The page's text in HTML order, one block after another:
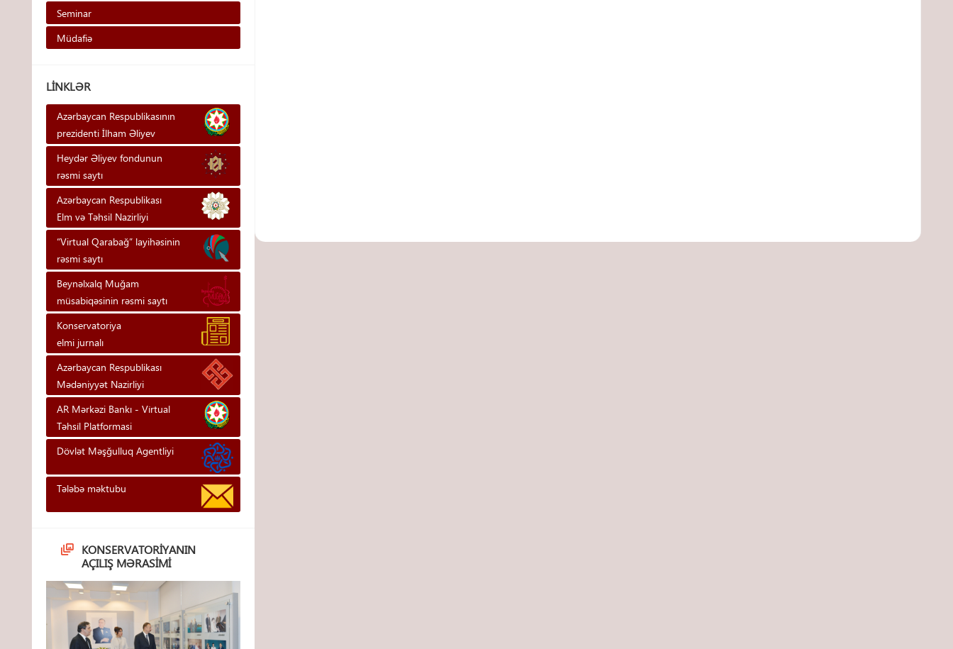
Seminar
Müdafiə
LINKLƏR
Azərbaycan Respublikasının
prezidenti İlham Əliyev
Heydər Əliyev fondunun
rəsmi saytı
Azərbaycan Respublikası
Elm və Təhsil Nazirliyi
“Virtual Qarabağ” layihəsinin
rəsmi saytı
Beynəlxalq Muğam
müsabiqəsinin rəsmi saytı
Konservatoriya
elmi jurnalı
Azərbaycan Respublikası
Mədəniyyət Nazirliyi
AR Mərkəzi Bankı - Vi̇rtual
Təhsi̇l Platformasi
Dövlət Məşğulluq Agentliyi
Tələbə məktubu
KONSERVATORIYANIN
AÇILIŞ MƏRASIMI